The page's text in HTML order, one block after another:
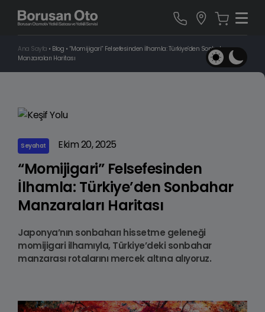
Ana Sayfa • Blog • “Momijigari” Felsefesinden İlhamla: Türkiye’den Sonbahar
Manzaraları Haritası
Seyahat Ekim 20, 2025
“Momijigari” Felsefesinden
İlhamla: Türkiye’den Sonbahar
Manzaraları Haritası
Japonya’nın sonbaharı hissetme geleneği
momijigari ilhamıyla, Türkiye’deki sonbahar
manzarası rotalarını mercek altına alıyoruz.